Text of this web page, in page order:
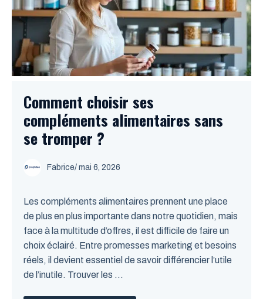
Comment choisir ses
compléments alimentaires sans
se tromper ?
Fabrice/ mai 6, 2026
Les compléments alimentaires prennent une place
de plus en plus importante dans notre quotidien, mais
face à la multitude d’offres, il est difficile de faire un
choix éclairé. Entre promesses marketing et besoins
réels, il devient essentiel de savoir différencier l’utile
de l’inutile. Trouver les ...